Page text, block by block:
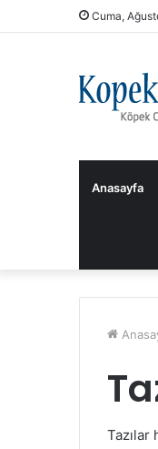
Cuma,
Anasayfa
Tazılar